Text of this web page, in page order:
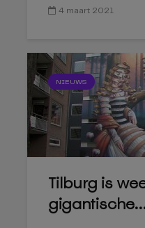
4 maart 2021
NIEUWS
Tilburg is